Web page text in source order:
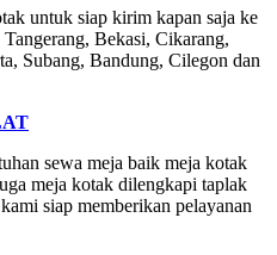
untuk siap kirim kapan saja ke
Bekasi, Cikarang,
Subang, Bandung, Cilegon dan
sewa meja baik meja kotak
meja kotak dilengkapi taplak
siap memberikan pelayanan